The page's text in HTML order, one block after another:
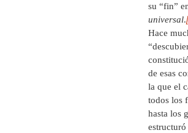
su “fin”
universal.
Hace
de esas
la que el
todos los
hasta los